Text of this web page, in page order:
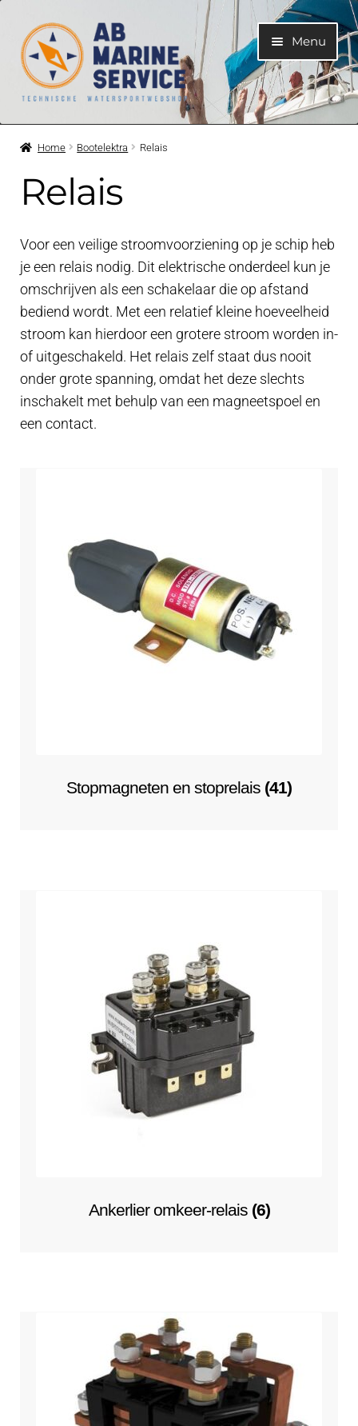
Ga
door
naar
navigatie
Ga
naar
de
inhoud
Menu
Home
Bootelektra
Submenu
Victron Energy
Trim Tabs Zipwake
Relais
Schakelaars
Ruitenwisser voor boot
Accu klem en kabel
Contact
Home Bootelektra Relais
Relais
Voor een veilige stroomvoorziening op je schip heb
je een relais nodig. Dit elektrische onderdeel kun je
omschrijven als een schakelaar die op afstand
bediend wordt. Met een relatief kleine hoeveelheid
stroom kan hierdoor een grotere stroom worden in-
of uitgeschakeld. Het relais zelf staat dus nooit
onder grote spanning, omdat het deze slechts
inschakelt met behulp van een magneetspoel en
een contact.
Stopmagneten en stoprelais (41)
Ankerlier omkeer-relais (6)